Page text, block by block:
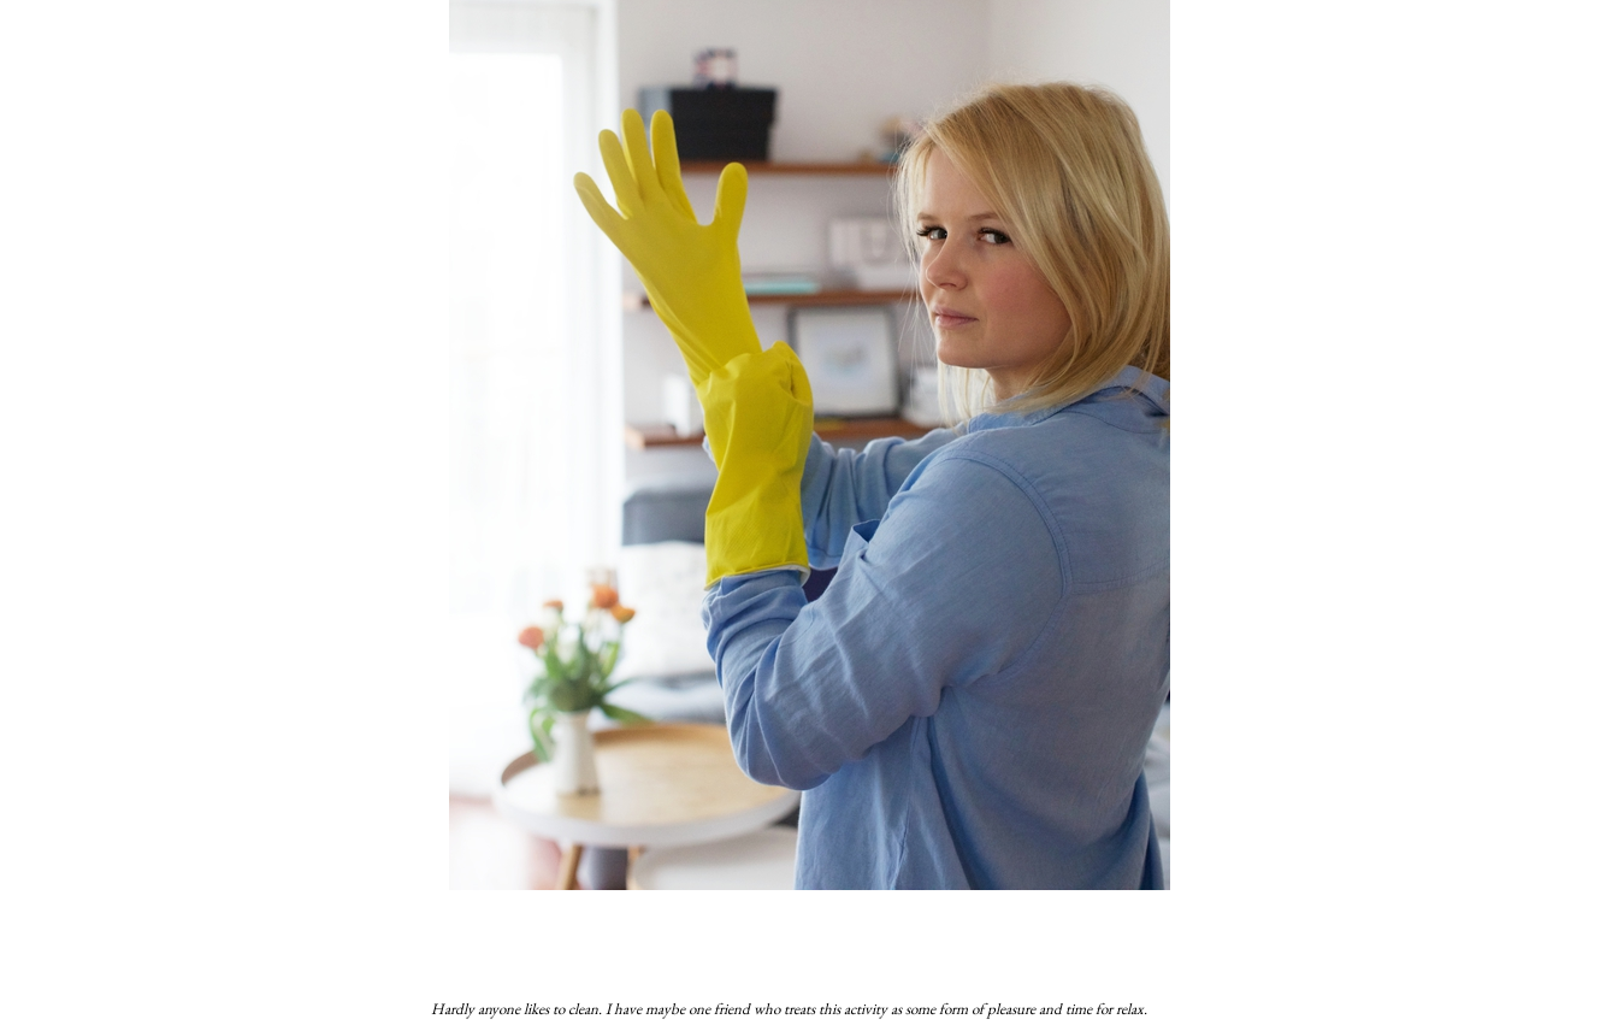
Hardly anyone likes to clean. I have maybe one friend who treats this activity as some form of pleasure and time for relax.